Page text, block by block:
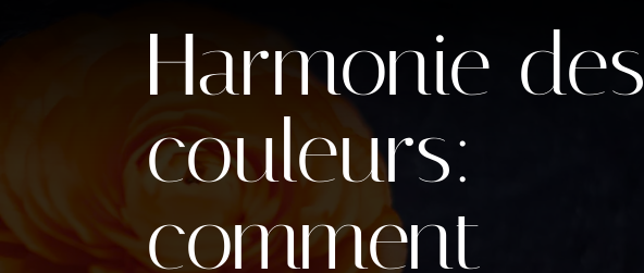
Harmonie des
couleurs:
comment